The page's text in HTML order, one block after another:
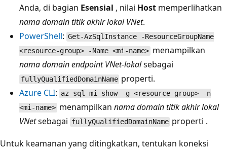
Anda, di bagian Esensial , nilai Host memperlihatkan
nama domain titik akhir lokal VNet.
PowerShell: Get-AzSqlInstance -ResourceGroupName
<resource-group> -Name <mi-name> menampilkan
nama domain endpoint VNet-lokalsebagai
fullyQualifiedDomainName properti.
Azure CLI: az sql mi show -g <resource-group> -n
<mi-name> menampilkan nama domain titik akhir lokal
VNetsebagai fullyQualifiedDomainName properti .
Untuk keamanan yang ditingkatkan, tentukan koneksi